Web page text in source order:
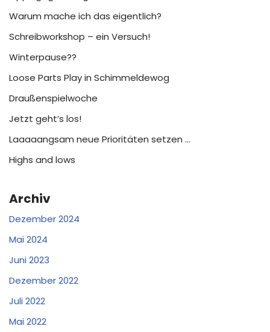
Warum mache ich das eigentlich?
Schreibworkshop – ein Versuch!
Winterpause??
Loose Parts Play in Schimmeldewog
Draußenspielwoche
Jetzt geht’s los!
Laaaaangsam neue Prioritäten setzen …
Highs and lows
Archiv
Dezember 2024
Mai 2024
Juni 2023
Dezember 2022
Juli 2022
Mai 2022